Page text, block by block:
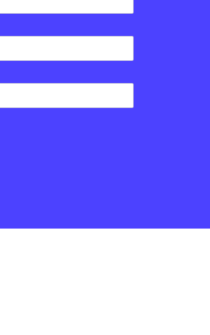
Pel·lícules per reflexionar
PABLO ESTACIO 16 DE DESEMBRE DE 2025 · 17:03